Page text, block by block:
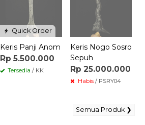
Quick Order
Keris Panji Anom
Rp 5.500.000
Tersedia / KK
Keris Nogo Sosro
Sepuh
Rp 25.000.000
Habis/ PSRY04
Semua Produk ❯